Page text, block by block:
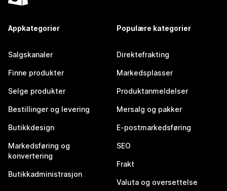
Appkategorier
Salgskanaler
Finne produkter
Selge produkter
Bestillinger og levering
Butikkdesign
Markedsføring og
konvertering
Butikkadministrasjon
Populære kategorier
Direktefrakting
Markedsplasser
Produktanmeldelser
Mersalg og pakker
E-postmarkedsføring
SEO
Frakt
Valuta og oversettelse